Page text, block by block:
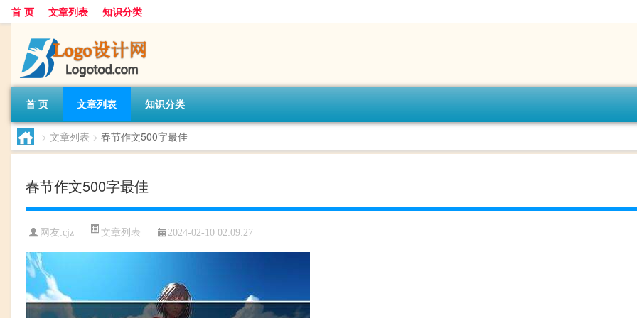
首 页 文章列表 知识分类
首 页 文章列表 知识分类
> 文章列表 > 春节作文500字最佳
春节作文500字最佳
网友:cjz 文章列表 2024-02-10 02:09:27